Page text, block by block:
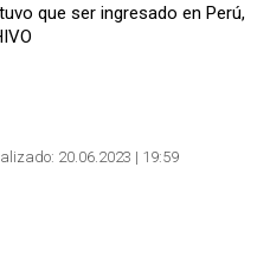
que ser ingresado en Perú,
20.06.2023 | 19:59